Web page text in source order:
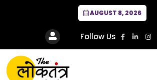
AUGUST 8, 2026
Follow Us